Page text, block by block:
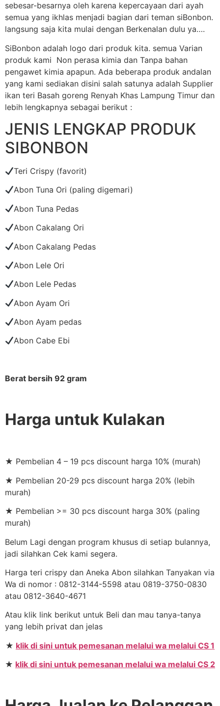
sebesar-besarnya oleh karena kepercayaan dari ayah
semua yang ikhlas menjadi bagian dari teman siBonbon.
langsung saja kita mulai dengan Berkenalan dulu ya….
SiBonbon adalah logo dari produk kita. semua Varian
produk kami Non perasa kimia dan Tanpa bahan
pengawet kimia apapun. Ada beberapa produk andalan
yang kami sediakan disini salah satunya adalah Supplier
ikan teri Basah goreng Renyah Khas Lampung Timur dan
lebih lengkapnya sebagai berikut :
JENIS LENGKAP PRODUK
SIBONBON
Teri Crispy (favorit)
Abon Tuna Ori (paling digemari)
Abon Tuna Pedas
Abon Cakalang Ori
Abon Cakalang Pedas
Abon Lele Ori
Abon Lele Pedas
Abon Ayam Ori
Abon Ayam pedas
Abon Cabe Ebi
Berat bersih 92 gram
Harga untuk Kulakan
★ Pembelian 4 – 19 pcs discount harga 10% (murah)
★ Pembelian 20-29 pcs discount harga 20% (lebih
murah)
★ Pembelian >= 30 pcs discount harga 30% (paling
murah)
Belum Lagi dengan program khusus di setiap bulannya,
jadi silahkan Cek kami segera.
Harga teri crispy dan Aneka Abon silahkan Tanyakan via
Wa di nomor : 0812-3144-5598 atau 0819-3750-0830
atau 0812-3640-4671
Atau klik link berikut untuk Beli dan mau tanya-tanya
yang lebih privat dan jelas
★ klik di sini untuk pemesanan melalui wa melalui CS 1
★ klik di sini untuk pemesanan melalui wa melalui CS 2